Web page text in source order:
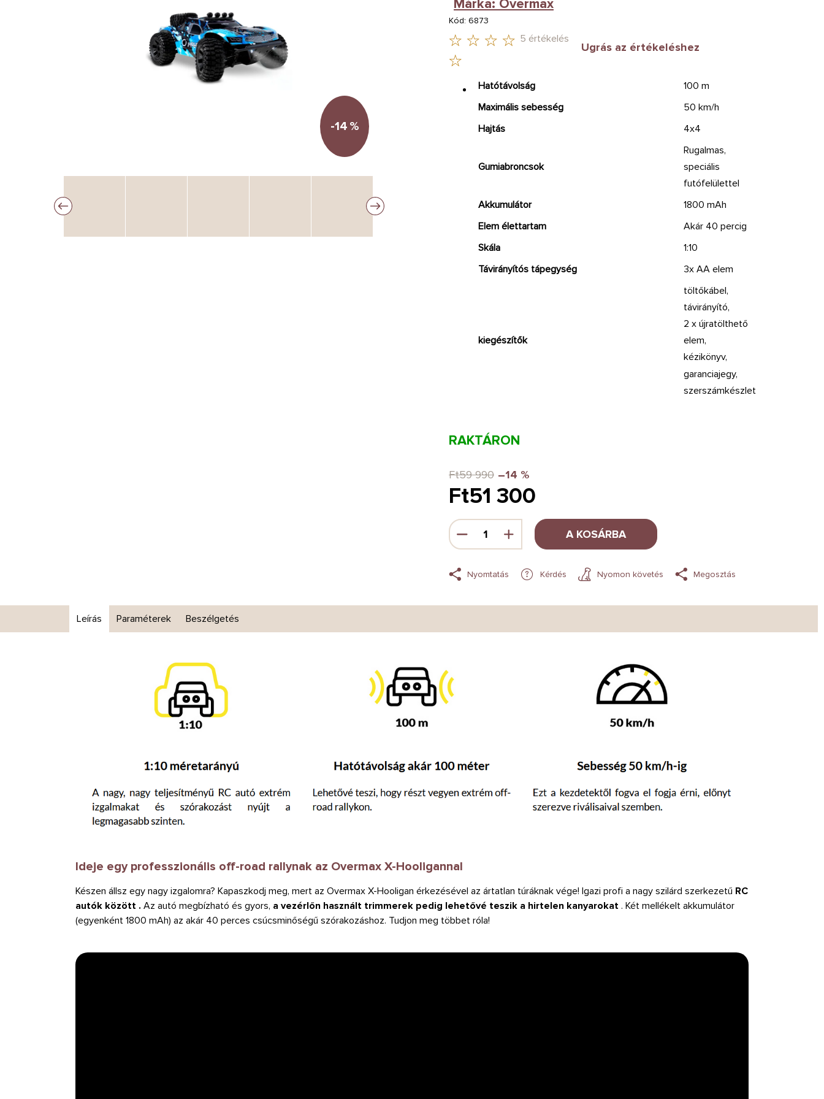
-14 %
TERMÉK
ÁTLAGOS
ÉRTÉKELÉSE
BŐL
CSILLAG.
5 értékelés
Ugrás az értékeléshez
Kód: 6873
Márka: Overmax
Hatótávolság
100 m
Maximális sebesség
50 km/h
Hajtás
4x4
Gumiabroncsok
Rugalmas,
speciális
futófelülettel
Akkumulátor
1800 mAh
Elem élettartam
Akár 40 percig
Skála
1:10
Távirányítós tápegység
3x AA elem
kiegészítők
töltőkábel,
távirányító,
2 x újratölthető
elem,
kézikönyv,
garanciajegy,
szerszámkészlet
RAKTÁRON
Ft59 990 –14 %
Ft51 300
Egységár:
A KOSÁRBA
Nyomtatás Kérdés Nyomon követés Megosztás
Leírás Paraméterek Beszélgetés
Ideje egy professzionális off-road rallynak az Overmax X-Hooligannal
Készen állsz egy nagy izgalomra? Kapaszkodj meg, mert az Overmax X-Hooligan érkezésével az ártatlan túráknak vége! Igazi profi a nagy szilárd szerkezetű RC
autók között . Az autó megbízható és gyors, a vezérlőn használt trimmerek pedig lehetővé teszik a hirtelen kanyarokat . Két mellékelt akkumulátor
(egyenként 1800 mAh) az akár 40 perces csúcsminőségű szórakozáshoz. Tudjon meg többet róla!